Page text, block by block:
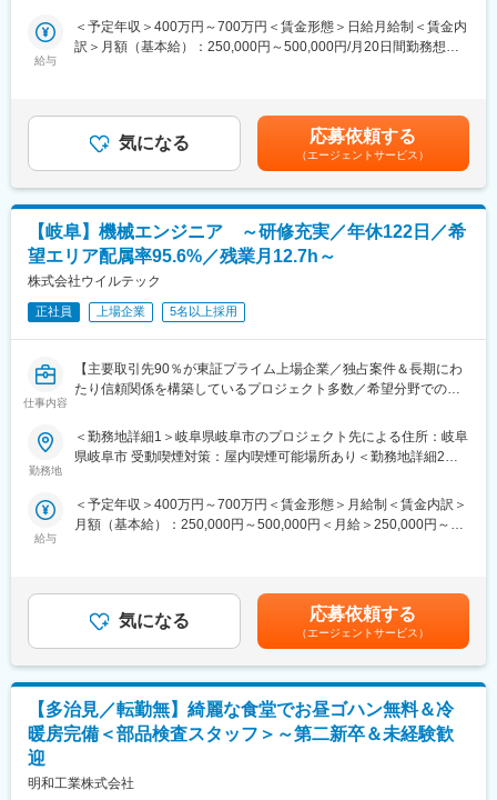
で、「働きやすい環境」を実現しています。
・技術力向上の為の研修時間も勤務時間として給与支給の対象と
研修は4,500本の研修コンテンツもありますが、注力しているのは
エンジニアの経験や得意不得意に合わせたマンツーマンによる対
面研修です。実務で活かせる技術力向上には複数人の講座よりエ
ンジニア個人に向けた研修を行い、通常より早いキャリアアップ
を実現できると考えております。※研修内容によって、複数人にな
る場合もございます。
変更の範囲：会社の定める業務
ェクトにご参画いただけます。IT事業へ投資を強化し自社開発案
件も拡大しており、自らが主体者として幅広く活躍可能な環境で
クライアントサーバーアプリケーション開発 など
・クレジットカード企業向け入会審査システム開発（Java）
・生保向けWEBアプリケーション開発（Java）
・証券会社向け発注システム開発（C#）
・食品会社向け在庫管理システム開発（C#）
■配属先
・エンジニアリング事業本部にて約600 名が活躍中
※配属先平均人数は約5人で複数名でのプロジェクト着手が基本と
なります。
就業形態は下記いずれかの就業形態となります。
■リモートワーク
参加プロジェクトごとに異なりますが、多くのエンジニアがリモ
■教育・研修体制
・当社ではエンジニア第一の考えの元、営業担当が案件のアサイ
場に問題がないかを確認します。エンジニアが成長していくため
のアドバイスをキャリアコンサルタントと打ち合わせを行うこと
なります。
・マンツーマンによる研修に関して
研修は4,500本の研修コンテンツもありますが、注力しているのは
エンジニアの経験や得意不得意に合わせたマンツーマンによる対
面研修です。実務で活かせる技術力向上には複数人の講座よりエ
ンジニア個人に向けた研修を行い、通常より早いキャリアアップ
を実現できると考えております。※研修内容によって、複数人にな
る場合もございます。
煙対策：屋内喫煙可能場所あり変更の範囲：会社の定める事業所
給与
＜予定年収＞400万円～700万円＜賃金形態＞日給月給制＜賃金内
訳＞月額（基本給）：250,000円～500,000円/月20日間勤務想定
（業績連動）：年2回賃金はあくまでも目安の金額であり、選考を
通じて上下する可能性があります。月給(月額)は固定手当を含めた
表記です。
気になる 応募依頼する
（エージェントサービス）
【岐阜】機械エンジニア ～研修充実／年休122日／希
望エリア配属率95.6%／残業月12.7h～
株式会社ウイルテック
正社員 上場企業 5名以上採用
仕事内容
【主要取引先90％が東証プライム上場企業／独占案件＆長期にわ
たり信頼関係を構築しているプロジェクト多数／希望分野での配
122日・プライベート重視の働き方◎】
発プロジェクトで設計を中心にエンジニア業務をお任せします。
経験に併せて上流の要件定義から基本設計、詳細設計まで各フェ
※1つの案件の期間は3～4年がほとんどですが、長い案件ですと10
年以上在籍しています。
※豊富な案件があるため、ご経験や希望に合わせたアサインが可能
です。
■配属先
・エンジニアリング事業本部にて約600 名が活躍中
就業形態は下記いずれかの就業形態となります。
勤務地
＜勤務地詳細1＞岐阜県岐阜市のプロジェクト先による住所：岐阜
県岐阜市 受動喫煙対策：屋内喫煙可能場所あり＜勤務地詳細2＞
煙対策：屋内喫煙可能場所あり変更の範囲：会社の定める事業所
給与
＜予定年収＞400万円～700万円＜賃金形態＞月給制＜賃金内訳＞
月額（基本給）：250,000円～500,000円＜月給＞250,000円～
あくまでも目安の金額であり、選考を通じて上下する可能性があ
ります。月給(月額)は固定手当を含めた表記です。
気になる 応募依頼する
（エージェントサービス）
【多治見／転勤無】綺麗な食堂でお昼ゴハン無料＆冷
暖房完備＜部品検査スタッフ＞～第二新卒＆未経験歓
迎
明和工業株式会社